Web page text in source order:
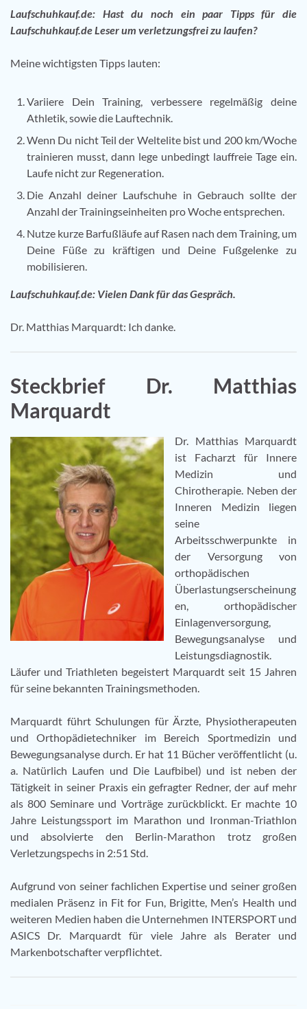
Laufschuhkauf.de: Hast du noch ein paar Tipps für die
Laufschuhkauf.de Leser um verletzungsfrei zu laufen?
Meine wichtigsten Tipps lauten:
Variiere Dein Training, verbessere regelmäßig deine
Athletik, sowie die Lauftechnik.
Wenn Du nicht Teil der Weltelite bist und 200 km/Woche
trainieren musst, dann lege unbedingt lauffreie Tage ein.
Laufe nicht zur Regeneration.
Die Anzahl deiner Laufschuhe in Gebrauch sollte der
Anzahl der Trainingseinheiten pro Woche entsprechen.
Nutze kurze Barfußläufe auf Rasen nach dem Training, um
Deine Füße zu kräftigen und Deine Fußgelenke zu
mobilisieren.
Laufschuhkauf.de: Vielen Dank für das Gespräch.
Dr. Matthias Marquardt: Ich danke.
Steckbrief Dr. Matthias
Marquardt
Dr. Matthias Marquardt
ist Facharzt für Innere
Medizin und
Chirotherapie. Neben der
Inneren Medizin liegen
seine
Arbeitsschwerpunkte in
der Versorgung von
orthopädischen
Überlastungserscheinung
en, orthopädischer
Einlagenversorgung,
Bewegungsanalyse und
Leistungsdiagnostik.
Läufer und Triathleten begeistert Marquardt seit 15 Jahren
für seine bekannten Trainingsmethoden.
Marquardt führt Schulungen für Ärzte, Physiotherapeuten
und Orthopädietechniker im Bereich Sportmedizin und
Bewegungsanalyse durch. Er hat 11 Bücher veröffentlicht (u.
a. Natürlich Laufen und Die Laufbibel) und ist neben der
Tätigkeit in seiner Praxis ein gefragter Redner, der auf mehr
als 800 Seminare und Vorträge zurückblickt. Er machte 10
Jahre Leistungssport im Marathon und Ironman-Triathlon
und absolvierte den Berlin-Marathon trotz großen
Verletzungspechs in 2:51 Std.
Aufgrund von seiner fachlichen Expertise und seiner großen
medialen Präsenz in Fit for Fun, Brigitte, Men’s Health und
weiteren Medien haben die Unternehmen INTERSPORT und
ASICS Dr. Marquardt für viele Jahre als Berater und
Markenbotschafter verpflichtet.